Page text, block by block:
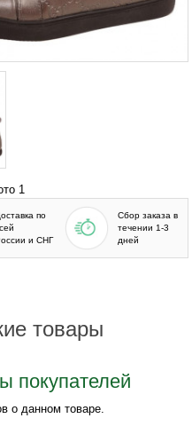
1
по
и СНГ
Сбор заказа в
течении 1-3
дней
товары
покупателей
о данном товаре.